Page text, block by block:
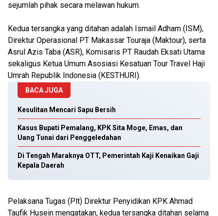
sejumlah pihak secara melawan hukum.
Kedua tersangka yang ditahan adalah Ismail Adham (ISM),
Direktur Operasional PT Makassar Touraja (Maktour), serta
Asrul Azis Taba (ASR), Komisaris PT Raudah Eksati Utama
sekaligus Ketua Umum Asosiasi Kesatuan Tour Travel Haji
Umrah Republik Indonesia (KESTHURI).
BACA JUGA
Kesulitan Mencari Sapu Bersih
Kasus Bupati Pemalang, KPK Sita Moge, Emas, dan
Uang Tunai dari Penggeledahan
Di Tengah Maraknya OTT, Pemerintah Kaji Kenaikan Gaji
Kepala Daerah
Pelaksana Tugas (Plt) Direktur Penyidikan KPK Ahmad
Taufik Husein mengatakan, kedua tersangka ditahan selama